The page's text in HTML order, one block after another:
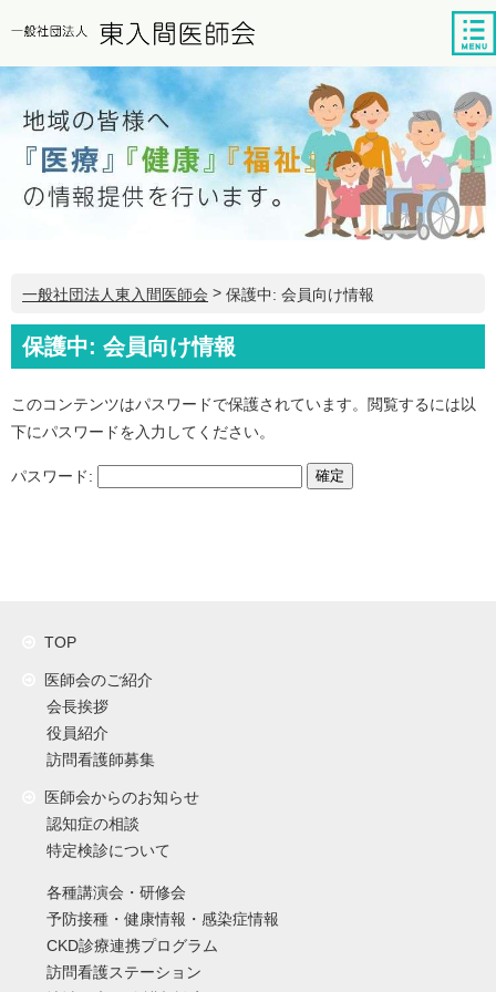
一般社団法人東入間医師会 > 保護中: 会員向け情報
保護中: 会員向け情報
このコンテンツはパスワードで保護されています。閲覧するには以
下にパスワードを入力してください。
パスワード:
TOP
医師会のご紹介
会長挨拶
役員紹介
訪問看護師募集
医師会からのお知らせ
認知症の相談
特定検診について
各種講演会・研修会
予防接種・健康情報・感染症情報
CKD診療連携プログラム
訪問看護ステーション